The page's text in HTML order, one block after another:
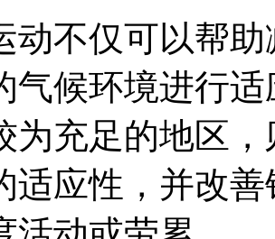
动不仅可以帮
气候环境进行
为充足的地区
适应性，并改